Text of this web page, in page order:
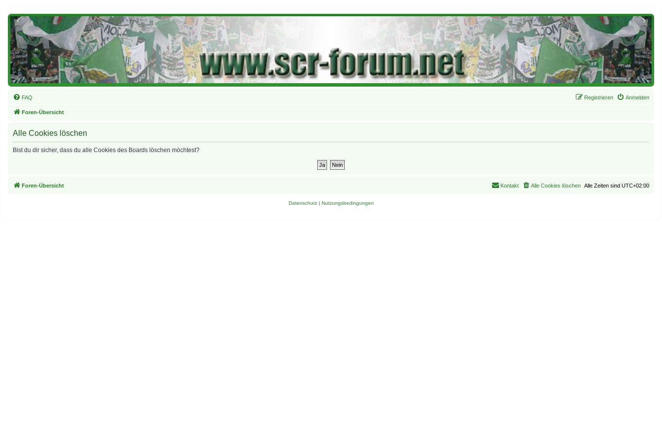
FAQ Anmelden
Registrieren
Foren-Übersicht
Alle Cookies löschen
Bist du dir sicher, dass du alle Cookies des Boards löschen möchtest?
Foren-Übersicht Alle Zeiten sind UTC+02:00
Alle Cookies löschen
Kontakt
Datenschutz| Nutzungsbedingungen